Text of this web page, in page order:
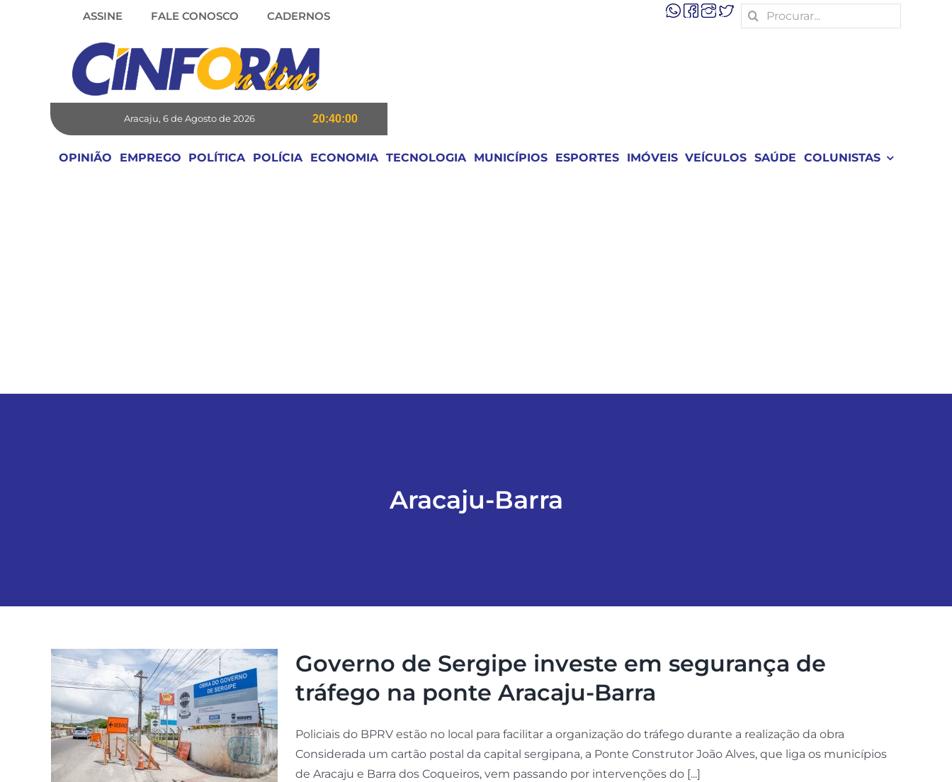
ASSINE FALE CONOSCO CADERNOS
Search
for:
Aracaju, 6 de Agosto de 2026 20:40:00
OPINIÃO EMPREGO POLÍTICA POLÍCIA ECONOMIA TECNOLOGIA MUNICÍPIOS ESPORTES IMÓVEIS VEÍCULOS SAÚDE COLUNISTAS
Aracaju-Barra
Governo de Sergipe investe em segurança de
tráfego na ponte Aracaju-Barra
Policiais do BPRV estão no local para facilitar a organização do tráfego durante a realização da obra
Considerada um cartão postal da capital sergipana, a Ponte Construtor João Alves, que liga os municípios
de Aracaju e Barra dos Coqueiros, vem passando por intervenções do [...]